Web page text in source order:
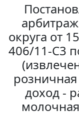
округа от
406/11-С3
доход -